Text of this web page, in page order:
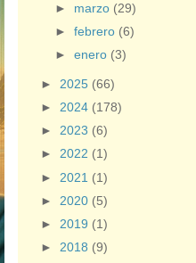
► marzo (29)
►febrero (6)
►enero (3)
► 2025 (66)
► 2024 (178)
► 2023 (6)
► 2022 (1)
► 2021 (1)
► 2020 (5)
► 2019 (1)
► 2018 (9)